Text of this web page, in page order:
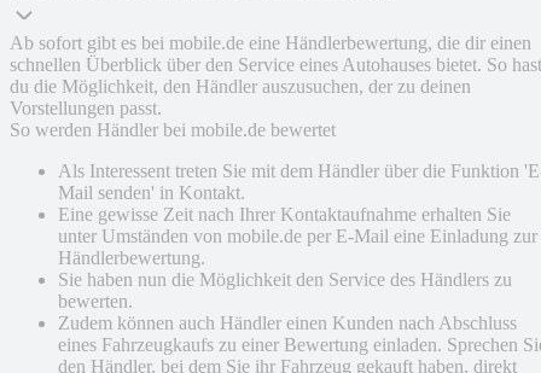
Ab sofort gibt es bei mobile.de eine Händlerbewertung, die dir einen
schnellen Überblick über den Service eines Autohauses bietet. So hast
du die Möglichkeit, den Händler auszusuchen, der zu deinen
Vorstellungen passt.
So werden Händler bei mobile.de bewertet
Als Interessent treten Sie mit dem Händler über die Funktion
Mail senden' in Kontakt.
Eine gewisse Zeit nach Ihrer Kontaktaufnahme erhalten Sie
unter Umständen von mobile.de per E-Mail eine Einladung zur
Händlerbewertung.
Sie haben nun die Möglichkeit den Service des Händlers zu
bewerten.
Zudem können auch Händler einen Kunden nach Abschluss
eines Fahrzeugkaufs zu einer Bewertung einladen. Sprechen
den Händler, bei dem Sie ihr Fahrzeug gekauft haben, direkt